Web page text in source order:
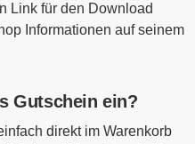
Link für den Download
Informationen auf seinem
Gutschein ein?
direkt im Warenkorb